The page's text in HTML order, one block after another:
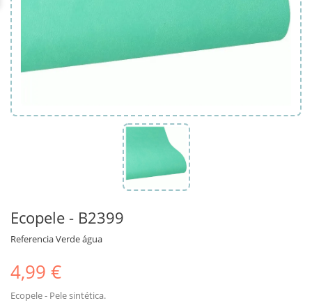
Ecopele - B2399
ReferenciaVerde água
4,99 €
Ecopele - Pele sintética.